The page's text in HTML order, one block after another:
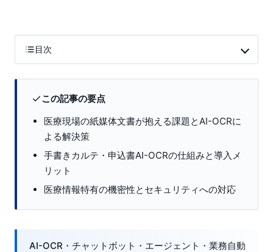
目次
この記事の要点
医療現場の紙媒体文書が抱える課題とAI-OCRに
よる解決策
手書きカルテ・申込書AI-OCRの仕組みと導入メ
リット
医療情報特有の機密性とセキュリティへの対応
AI-OCR・チャットボット・エージェント・業務自動